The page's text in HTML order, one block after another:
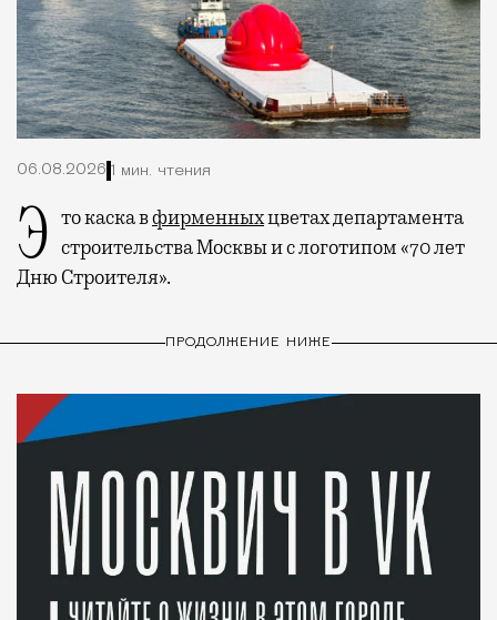
06.08.2026 1 мин. чтения
Это каска вфирменныхцветах департамента
строительства Москвы и с логотипом «70 лет
Дню Строителя».
ПРОДОЛЖЕНИЕ НИЖЕ